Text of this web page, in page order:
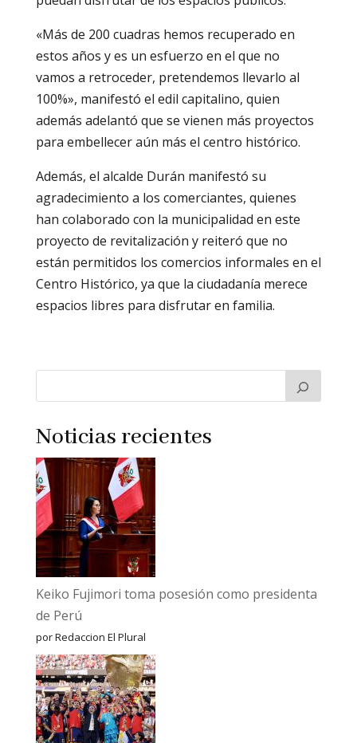
«Más de 200 cuadras hemos recuperado en
estos años y es un esfuerzo en el que no
vamos a retroceder, pretendemos llevarlo al
100%», manifestó el edil capitalino, quien
además adelantó que se vienen más proyectos
para embellecer aún más el centro histórico.
Además, el alcalde Durán manifestó su
agradecimiento a los comerciantes, quienes
han colaborado con la municipalidad en este
proyecto de revitalización y reiteró que no
están permitidos los comercios informales en el
Centro Histórico, ya que la ciudadanía merece
espacios libres para disfrutar en familia.
Noticias recientes
Keiko Fujimori toma posesión como presidenta
de Perú
por Redaccion El Plural